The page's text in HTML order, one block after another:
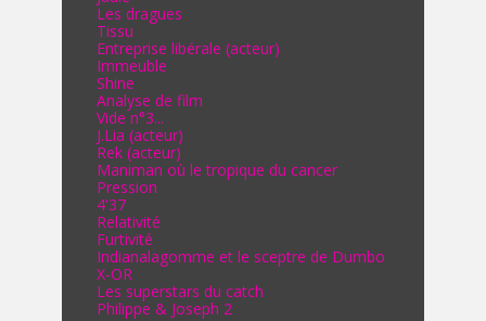
Les dragues
Tissu
Entreprise libérale (acteur)
Immeuble
Shine
Analyse de film
Vide n°3...
J.Lia (acteur)
Rek (acteur)
Maniman où le tropique du cancer
Pression
4'37
Relativité
Furtivité
Indianalagomme et le sceptre de Dumbo
X-OR
Les superstars du catch
Philippe & Joseph 2